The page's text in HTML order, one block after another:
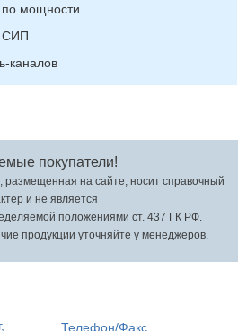
по мощности
СИП
каналов
покупатели!
на сайте, носит справочный
и не является
положениями ст. 437 ГК РФ.
продукции уточняйте у менеджеров.
Телефон/Факс